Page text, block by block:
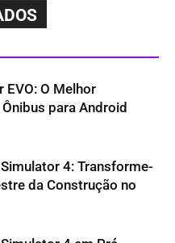
EVO: O Melhor
para Android
4: Transforme-
da Construção no